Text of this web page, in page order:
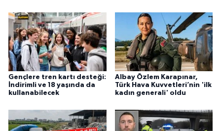
Gençlere tren kartı desteği:
İndirimli ve 18 yaşında da
kullanabilecek
Albay Özlem Karapınar,
Türk Hava Kuvvetleri’nin 'ilk
kadın generali' oldu